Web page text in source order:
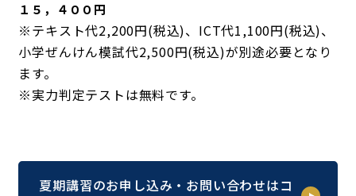
１５，４００円
※テキスト代2,200円(税込)、ICT代1,100円(税込)、
小学ぜんけん模試代2,500円(税込)が別途必要となり
ます。
※実力判定テストは無料です。
夏期講習のお申し込み・お問い合わせはコ